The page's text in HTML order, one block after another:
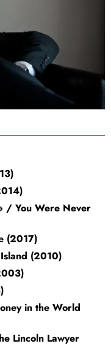
/ You Were Never
(2017)
(2010)
in the World
Lincoln Lawyer